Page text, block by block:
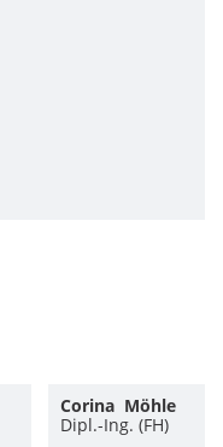
Corina Möhle
Dipl.-Ing. (FH)